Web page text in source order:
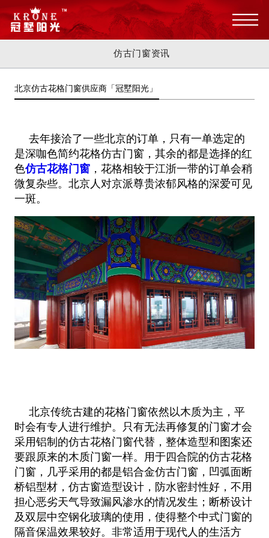
仿古门窗资讯
北京仿古花格门窗供应商「冠墅阳光」
去年接洽了一些北京的订单，只有一单选定的
是深咖色简约花格仿古门窗，其余的都是选择的红
色仿古花格门窗，花格相较于江浙一带的订单会稍
微复杂些。北京人对京派尊贵浓郁风格的深爱可见
一斑。
北京传统古建的花格门窗依然以木质为主，平
时会有专人进行维护。只有无法再修复的门窗才会
采用铝制的仿古花格门窗代替，整体造型和图案还
要跟原来的木质门窗一样。用于四合院的仿古花格
门窗，几乎采用的都是铝合金仿古门窗，凹弧面断
桥铝型材，仿古窗造型设计，防水密封性好，不用
担心恶劣天气导致漏风渗水的情况发生；断桥设计
及双层中空钢化玻璃的使用，使得整个中式门窗的
隔音保温效果较好。非常适用于现代人的生活方